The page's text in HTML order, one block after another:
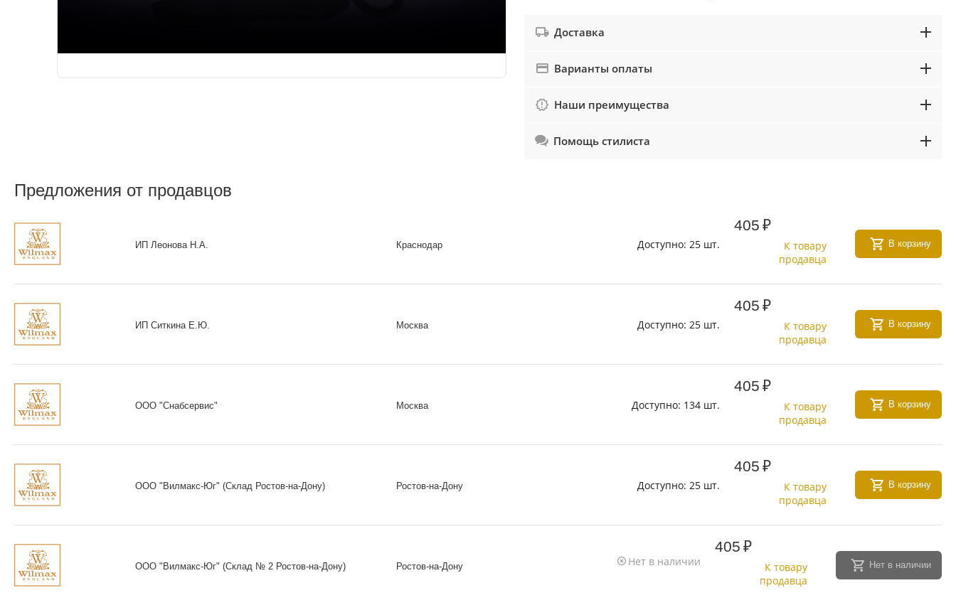
Доставка
Варианты оплаты
Наши преимущества
Помощь стилиста
Предложения от продавцов
ИП Леонова Н.А. Краснодар Доступно: 25 шт.
405 ₽
К товару
продавца
В корзину
ИП Ситкина Е.Ю. Москва Доступно: 25 шт.
405 ₽
К товару
продавца
В корзину
ООО "Снабсервис" Москва Доступно: 134 шт.
405 ₽
К товару
продавца
В корзину
ООО "Вилмакс-Юг" (Склад Ростов-на-Дону) Ростов-на-Дону Доступно: 25 шт.
405 ₽
К товару
продавца
В корзину
ООО "Вилмакс-Юг" (Склад № 2 Ростов-на-Дону) Ростов-на-Дону Нет в наличии
405 ₽
К товару
продавца
Нет в наличии